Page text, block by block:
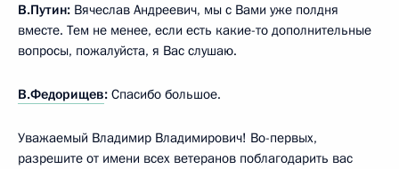
В.Путин: Вячеслав Андреевич, мы с Вами уже полдня
вместе. Тем не менее, если есть какие-то дополнительные
вопросы, пожалуйста, я Вас слушаю.
В.Федорищев: Спасибо большое.
Уважаемый Владимир Владимирович! Во-первых,
разрешите от имени всех ветеранов поблагодарить вас